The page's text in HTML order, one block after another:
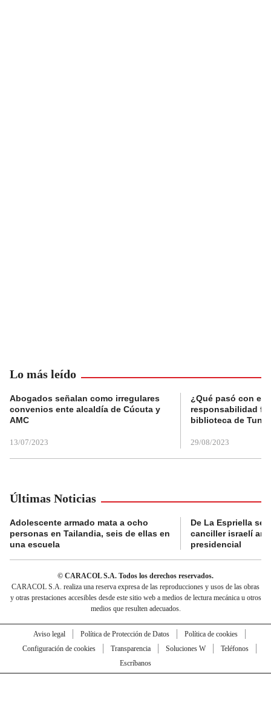
Lo más leído
Abogados señalan como irregulares
convenios ente alcaldía de Cúcuta y
AMC
13/07/2023
¿Qué pasó con el
responsabilidad
biblioteca de
29/08/2023
Últimas Noticias
Adolescente armado mata a ocho
personas en Tailandia, seis de ellas en
una escuela
De La Espriella se
canciller israelí
presidencial
© CARACOL S.A. Todos los derechos reservados.
CARACOL S.A. realiza una reserva expresa de las reproducciones y usos de las obras
y otras prestaciones accesibles desde este sitio web a medios de lectura mecánica u otros
medios que resulten adecuados.
Aviso legal Política de Protección de Datos
Política de cookies
Configuración de cookies
Transparencia Soluciones W
Teléfonos
Escríbanos